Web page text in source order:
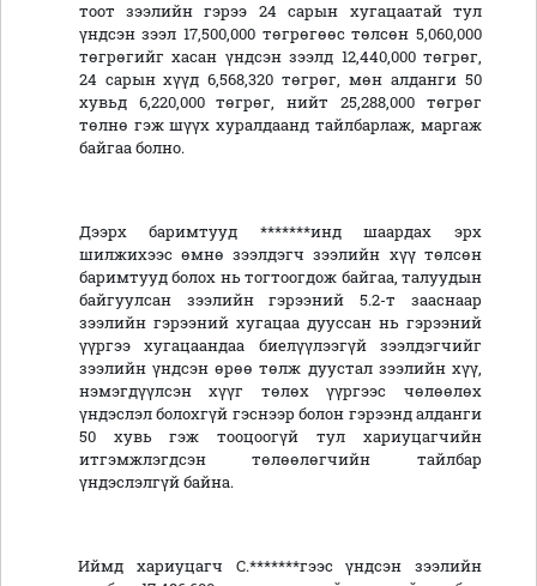
тоот зээлийн гэрээ 24 сарын хугацаатай тул
үндсэн зээл 17,500,000 төгрөгөөс төлсөн 5,060,000
төгрөгийг хасан үндсэн зээлд 12,440,000 төгрөг,
24 сарын хүүд 6,568,320 төгрөг, мөн алданги 50
хувьд 6,220,000 төгрөг, нийт 25,288,000 төгрөг
төлнө гэж шүүх хуралдаанд тайлбарлаж, маргаж
байгаа болно.
Дээрх баримтууд *******инд шаардах эрх
шилжихээс өмнө зээлдэгч зээлийн хүү төлсөн
баримтууд болох нь тогтоогдож байгаа, талуудын
байгуулсан зээлийн гэрээний 5.2-т зааснаар
зээлийн гэрээний хугацаа дууссан нь гэрээний
үүргээ хугацаандаа биелүүлээгүй зээлдэгчийг
зээлийн үндсэн өрөө төлж дуустал зээлийн хүү,
нэмэгдүүлсэн хүүг төлөх үүргээс чөлөөлөх
үндэслэл болохгүй гэснээр болон гэрээнд алданги
50 хувь гэж тооцоогүй тул хариуцагчийн
итгэмжлэгдсэн төлөөлөгчийн тайлбар
үндэслэлгүй байна.
Иймд хариуцагч С.*******гээс үндсэн зээлийн